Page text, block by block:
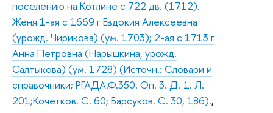
поселению на Котлине с 722 дв. (1712).
Женя 1-ая с 1669 г Евдокия Алексеевна
(урожд. Чирикова) (ум. 1703); 2-ая с 1713 г
Анна Петровна (Нарышкина, урожд.
Салтыкова) (ум. 1728) (Источн.: Словари и
справочники; РГАДА.Ф.350. Оп. 3. Д. 1. Л.
201;Кочетков. С. 60; Барсуков. С. 30, 186).,